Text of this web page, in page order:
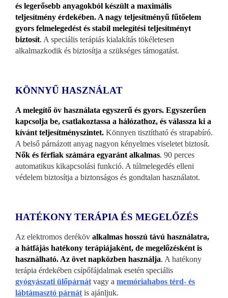
és legerősebb anyagokból készült a maximális
teljesítmény érdekében. A nagy teljesítményű fűtőelem
gyors felmelegedést és stabil melegítési teljesítményt
biztosít. A speciális terápiás kialakítás tökéletesen
alkalmazkodik és biztosítja a szükséges támogatást.
KÖNNYŰ HASZNÁLAT
A melegítő öv használata egyszerű és gyors. Egyszerűen
kapcsolja be, csatlakoztassa a hálózathoz, és válassza ki a
kívánt teljesítményszintet. Könnyen tisztítható és strapabíró.
A belső párnázott anyag nagyon kényelmes viseletet biztosít.
Nők és férfiak számára egyaránt alkalmas. 90 perces
automatikus kikapcsolási funkció. A túlmelegedés elleni
védelem biztosítja a biztonságos és gondtalan használatot.
HATÉKONY TERÁPIA ÉS MEGELŐZÉS
Az elektromos deréköv alkalmas hosszú távú használatra,
a hátfájás hatékony terápiájaként, de megelőzésként is
használható. Az övet napközben használja. A hatékony
terápia érdekében csípőfájdalmak esetén speciális
gyógyászati ülőpárnát vagy a memóriahabos térd- és
lábtámasztó párnát is ajánljuk.